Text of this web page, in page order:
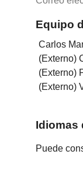
Equipo
Carlos
(Externo)
(Externo)
(Externo)
Idiomas
Puede